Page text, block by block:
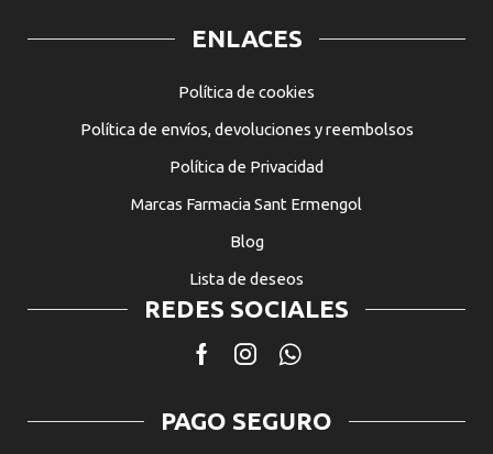
ENLACES
Política de cookies
Política de envíos, devoluciones y reembolsos
Política de Privacidad
Marcas Farmacia Sant Ermengol
Blog
Lista de deseos
REDES SOCIALES
Facebook
InstagramWhatsapp
PAGO SEGURO